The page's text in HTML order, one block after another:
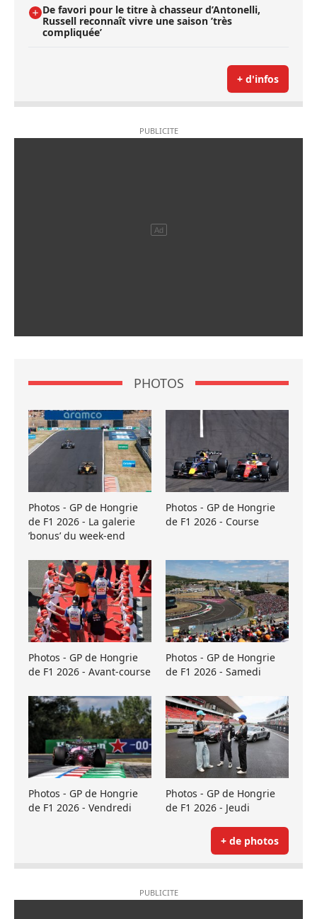
De favori pour le titre à chasseur d’Antonelli,
Russell reconnaît vivre une saison ’très
compliquée’
+ d'infos
PHOTOS
Photos - GP de Hongrie
de F1 2026 - La galerie
’bonus’ du week-end
Photos - GP de Hongrie
de F1 2026 - Course
Photos - GP de Hongrie
de F1 2026 - Avant-course
Photos - GP de Hongrie
de F1 2026 - Samedi
Photos - GP de Hongrie
de F1 2026 - Vendredi
Photos - GP de Hongrie
de F1 2026 - Jeudi
+ de photos